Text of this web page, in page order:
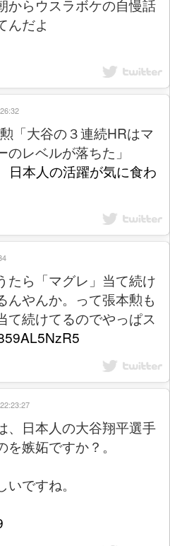
からウスラボケの自慢話
んだよ
「大谷の３連続HRはマ
レベルが落ちた」
本人の活躍が気に食わ
たら「マグレ」当て続け
んやんか。って張本勲も
て続けてるのでやっぱス
、日本人の大谷翔平選手
嫉妬ですか？。
ですね。